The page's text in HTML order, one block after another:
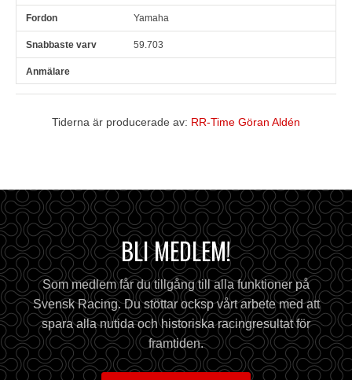
Yamaha
59.703
Tiderna är producerade av: RR-Time Göran Aldén
BLI MEDLEM!
Som medlem får du tillgång till alla funktioner på
Svensk Racing. Du stöttar ocksp vårt arbete med att
spara alla nutida och historiska racingresultat för
framtiden.